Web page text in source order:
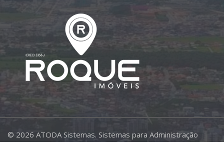
© 2026 ATODA Sistemas. Sistemas para Administração